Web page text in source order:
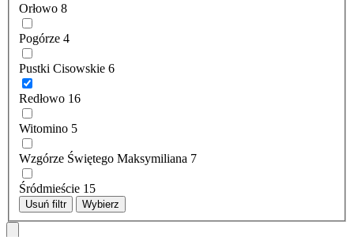
Orłowo 8
Pogórze 4
Pustki Cisowskie 6
Redłowo 16
Witomino 5
Wzgórze Świętego Maksymiliana 7
Śródmieście 15
Usuń filtr Wybierz